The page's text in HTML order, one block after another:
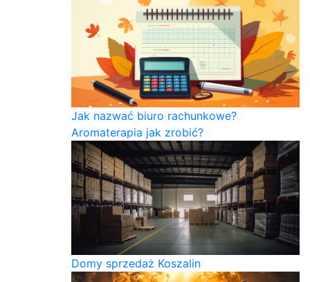
Jak nazwać biuro rachunkowe?
Aromaterapia jak zrobić?
Domy sprzedaż Koszalin